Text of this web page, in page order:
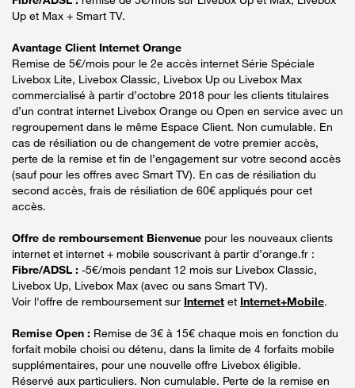
Up et Max + Smart TV.
Avantage Client Internet Orange
Remise de 5€/mois pour le 2e accès internet Série Spéciale
Livebox Lite, Livebox Classic, Livebox Up ou Livebox Max
commercialisé à partir d’octobre 2018 pour les clients titulaires
d’un contrat internet Livebox Orange ou Open en service avec un
regroupement dans le même Espace Client. Non cumulable. En
cas de résiliation ou de changement de votre premier accès,
perte de la remise et fin de l’engagement sur votre second accès
(sauf pour les offres avec Smart TV). En cas de résiliation du
second accès, frais de résiliation de 60€ appliqués pour cet
accès.
Offre de remboursement Bienvenue pour les nouveaux clients
internet et internet + mobile souscrivant à partir d’orange.fr :
Fibre/ADSL : -5€/mois pendant 12 mois sur Livebox Classic,
Livebox Up, Livebox Max (avec ou sans Smart TV).
Voir l'offre de remboursement sur Internet et Internet+Mobile.
Remise Open : Remise de 3€ à 15€ chaque mois en fonction du
forfait mobile choisi ou détenu, dans la limite de 4 forfaits mobile
supplémentaires, pour une nouvelle offre Livebox éligible.
Réservé aux particuliers. Non cumulable. Perte de la remise en